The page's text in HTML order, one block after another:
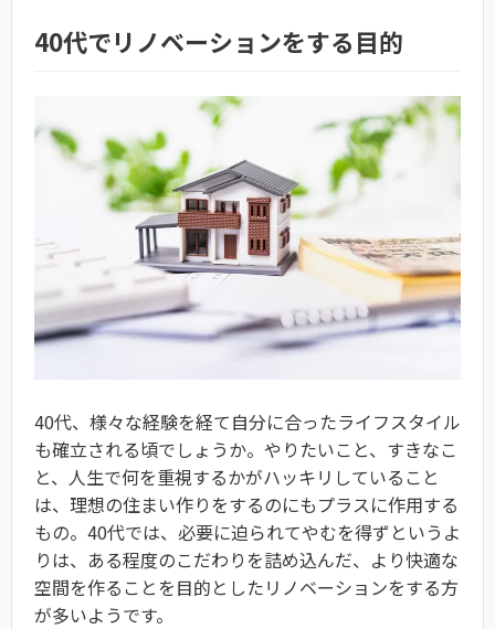
40代でリノベーションをする目的
40代、様々な経験を経て自分に合ったライフスタイル
も確立される頃でしょうか。やりたいこと、すきなこ
と、人生で何を重視するかがハッキリしていること
は、理想の住まい作りをするのにもプラスに作用する
もの。40代では、必要に迫られてやむを得ずというよ
りは、ある程度のこだわりを詰め込んだ、より快適な
空間を作ることを目的としたリノベーションをする方
が多いようです。